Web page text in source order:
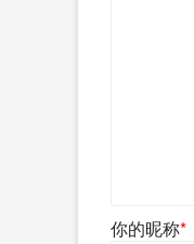
你的昵称*